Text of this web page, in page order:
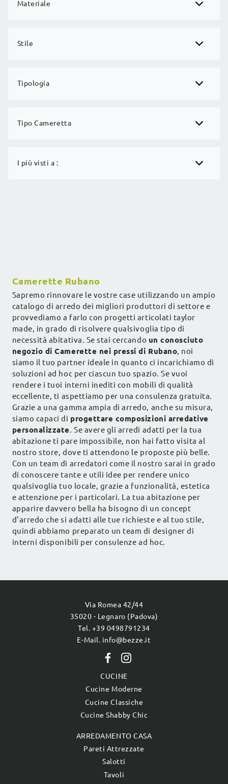
Materiale
Stile
Tipologia
Tipo Cameretta
I più visti a :
Camerette Rubano
Sapremo rinnovare le vostre case utilizzando un ampio
catalogo di arredo dei migliori produttori di settore e
provvediamo a farlo con progetti articolati taylor
made, in grado di risolvere qualsivoglia tipo di
necessità abitativa. Se stai cercando un conosciuto
negozio di Camerette nei pressi di Rubano, noi
siamo il tuo partner ideale in quanto ci incarichiamo di
soluzioni ad hoc per ciascun tuo spazio. Se vuoi
rendere i tuoi interni inediti con mobili di qualità
eccellente, ti aspettiamo per una consulenza gratuita.
Grazie a una gamma ampia di arredo, anche su misura,
siamo capaci di progettare composizioni arredative
personalizzate. Se avere gli arredi adatti per la tua
abitazione ti pare impossibile, non hai fatto visita al
nostro store, dove ti attendono le proposte più belle.
Con un team di arredatori come il nostro sarai in grado
di conoscere tante e utili idee per rendere unico
qualsivoglia tuo locale, grazie a funzionalità, estetica
e attenzione per i particolari. La tua abitazione per
apparire davvero bella ha bisogno di un concept
d'arredo che si adatti alle tue richieste e al tuo stile,
quindi abbiamo preparato un team di designer di
interni disponibili per consulenze ad hoc.
Via Romea 42/44
35020 - Legnaro (Padova)
Tel. +39 0498791234
E-Mail. info@bezze.it
CUCINE
Cucine Moderne
Cucine Classiche
Cucine Shabby Chic
ARREDAMENTO CASA
Pareti Attrezzate
Salotti
Tavoli